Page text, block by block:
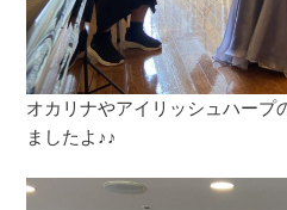
オカリナやアイリッシュハープ
ましたよ♪♪